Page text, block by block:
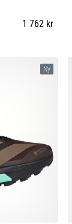
1 762 kr
46 46⅔ 47⅓
Ny